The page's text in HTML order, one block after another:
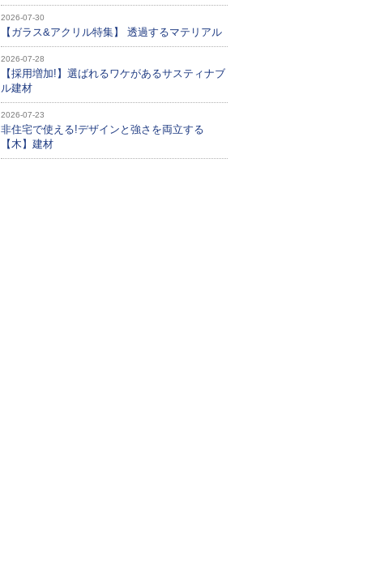
2026-07-30
【ガラス&アクリル特集】 透過するマテリアル
2026-07-28
【採用増加!】選ばれるワケがあるサスティナブ
ル建材
2026-07-23
非住宅で使える!デザインと強さを両立する
【木】建材